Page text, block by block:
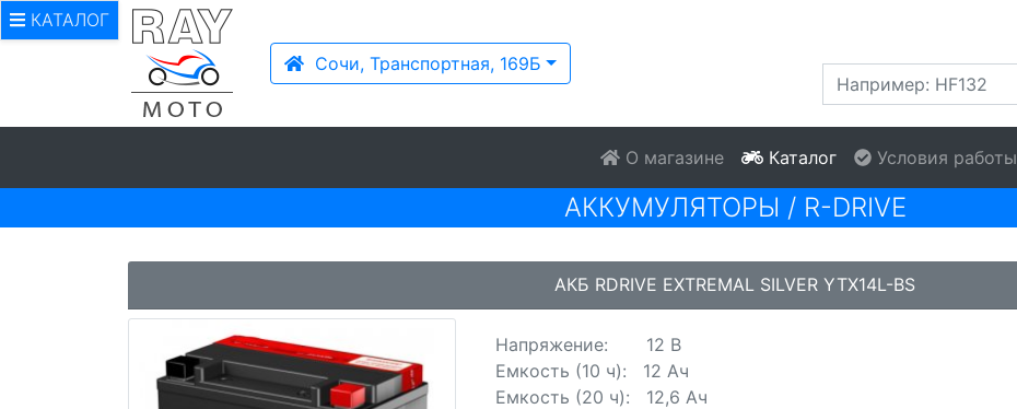
Сочи, Транспортная, 169Б
О магазине Каталог Условия работы
КАТАЛОГ
АККУМУЛЯТОРЫ / R-DRIVE
АКБ RDRIVE EXTREMAL SILVER YTX14L-BS
Напряжение: 12 В
Емкость (10 ч): 12 Ач
Емкость (20 ч): 12,6 Ач